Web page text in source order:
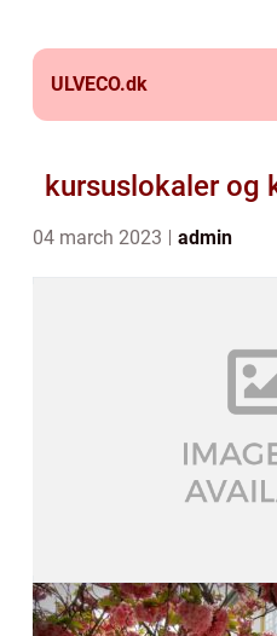
ULVECO.dk
kursuslokaler og
04 march 2023 admin